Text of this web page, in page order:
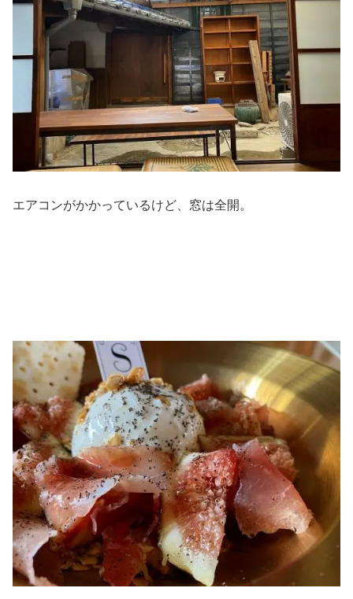
エアコンがかかっているけど、窓は全開。